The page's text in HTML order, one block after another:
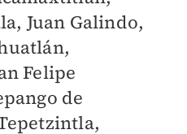
Juan Galindo,
Felipe
de